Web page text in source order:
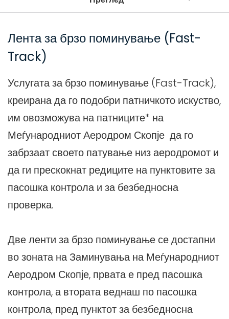
Лента за брзо поминување (Fast-
Track)
Услугата за брзо поминување (Fast-Track),
креирана да го подобри патничкото искуство,
им овозможува на патниците* на
Меѓународниот Аеродром Скопје да го
забрзаат своето патување низ аеродромот и
да ги прескокнат редиците на пунктовите за
пасошка контрола и за безбедносна
проверка.
Две ленти за брзо поминување се достапни
во зоната на Заминувања на Меѓународниот
Аеродром Скопје, првата е пред пасошка
контрола, а втората веднаш по пасошка
контрола, пред пунктот за безбедносна